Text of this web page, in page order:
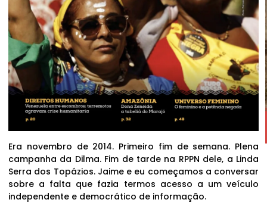
Era novembro de 2014. Primeiro fim de semana. Plena
campanha da Dilma. Fim de tarde na RPPN dele, a Linda
Serra dos Topázios. Jaime e eu começamos a conversar
sobre a falta que fazia termos acesso a um veículo
independente e democrático de informação.